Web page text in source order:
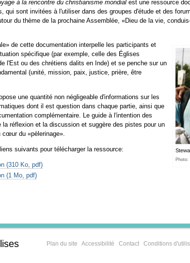
à la rencontre du christianisme mondial est une ressource
qui sont invitées à l'utiliser dans des groupes d'étude et des
du thème de la prochaine Assemblée, «Dieu de la vie,
Photo:
de cette documentation interpelle les participants et
spécifique (par exemple, celle des Églises
l'Est ou des chrétiens dalits en Inde) et se penche sur un
(unité, mission, paix, justice, prière, être
une quantité non négligeable d'informations sur les
dont il est question dans chaque partie, ainsi que
complémentaire. Le guide à l'intention des
la réflexion et la discussion et suggère des pistes pour un
cœur du «pèlerinage».
suivants pour télécharger la ressource:
(310 Ko, pdf)
(1 Mo, pdf)
Plan du site Accessibilité Contact Conditions